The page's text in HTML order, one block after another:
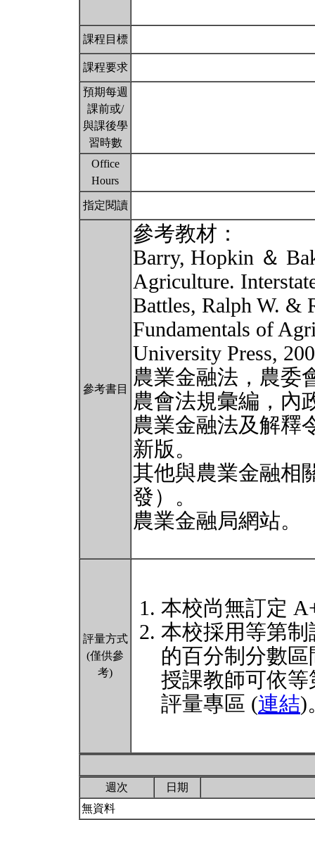
課程目標
課程要求
預期每週
課前或/
與課後學
習時數
Office
Hours
指定閱讀
參考書目
參考教材：
Barry, Hopkin ＆
Agriculture.
Battles, Ralph W. &
Fundamentals of
University Press,
農業金融法，農委
農會法規彙編，內
農業金融法及解釋
新版。
其他與農業金融相
發）。
農業金融局網站。
評量方式
(僅供參
考)
本校尚無訂定
本校採用等第
的百分制分數
授課教師可依
評量專區 (連結)
週次
日期
無資料